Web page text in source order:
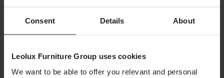
Consent Details About
Leolux Furniture Group uses cookies
We want to be able to offer you relevant and personal
NIEDRIG